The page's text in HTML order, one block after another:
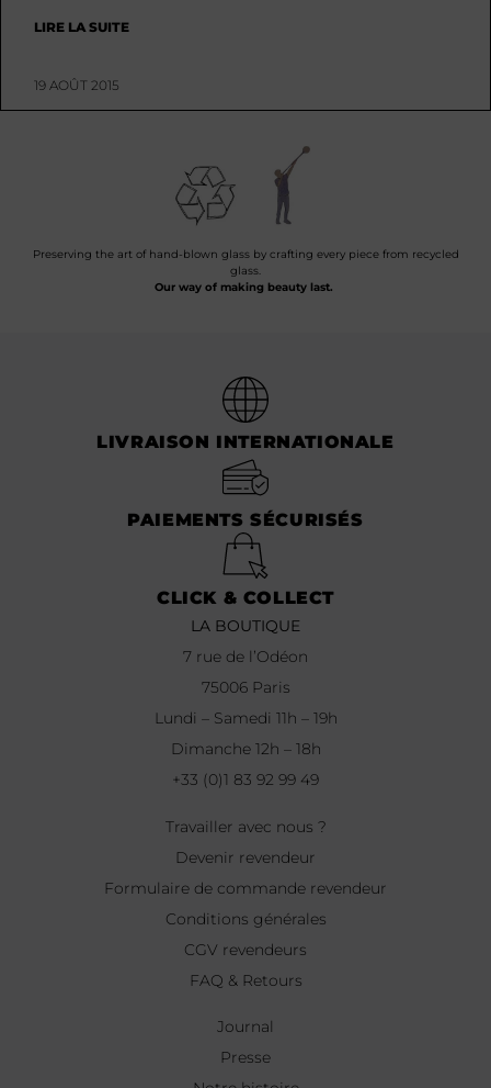
LIRE LA SUITE
19 AOÛT 2015
Preserving the art of hand-blown glass by crafting every piece from recycled
glass.
Our way of making beauty last.
LIVRAISON INTERNATIONALE
PAIEMENTS SÉCURISÉS
CLICK & COLLECT
LA BOUTIQUE
7 rue de l’Odéon
75006 Paris
Lundi – Samedi 11h – 19h
Dimanche 12h – 18h
+33 (0)1 83 92 99 49
Travailler avec nous ?
Devenir revendeur
Formulaire de commande revendeur
Conditions générales
CGV revendeurs
FAQ & Retours
Journal
Presse